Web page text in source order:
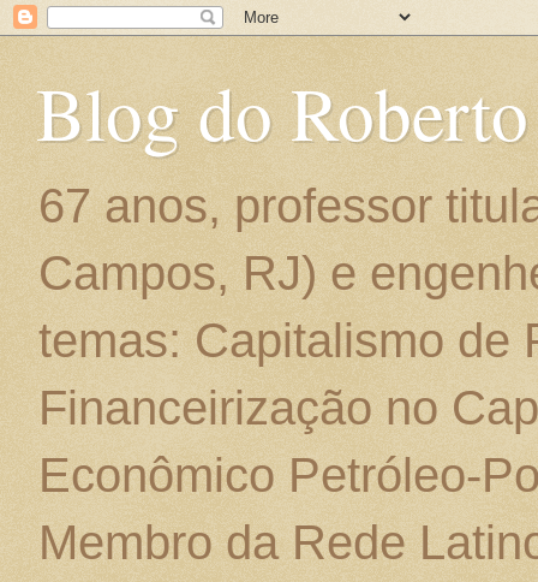
Blog do
67 anos, professor
Campos, RJ) e
temas: Capitalismo de
Financeirização no
Econômico Petróleo-
Membro da Rede